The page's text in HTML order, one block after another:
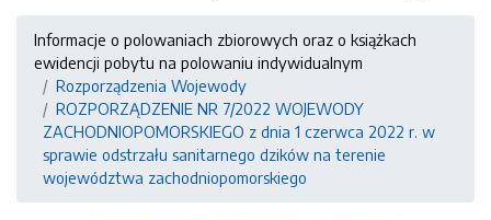
Informacje o polowaniach zbiorowych oraz o książkach
ewidencji pobytu na polowaniu indywidualnym
Rozporządzenia Wojewody
ROZPORZĄDZENIE NR 7/2022 WOJEWODY
ZACHODNIOPOMORSKIEGO z dnia 1 czerwca 2022 r. w
sprawie odstrzału sanitarnego dzików na terenie
województwa zachodniopomorskiego